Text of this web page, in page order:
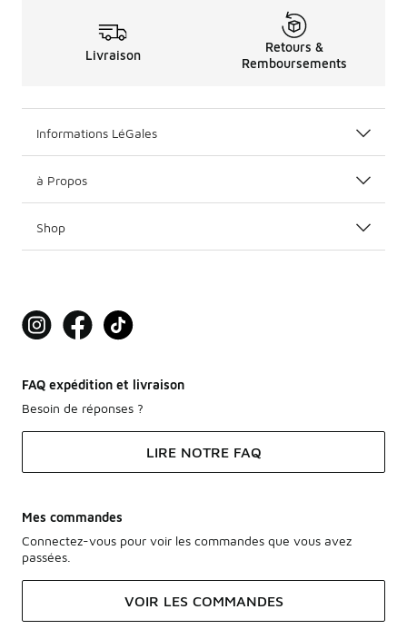
Livraison
Retours &
Remboursements
Informations LéGales
à Propos
Shop
FAQ expédition et livraison
Besoin de réponses ?
LIRE NOTRE FAQ
Mes commandes
Connectez-vous pour voir les commandes que vous avez
passées.
VOIR LES COMMANDES